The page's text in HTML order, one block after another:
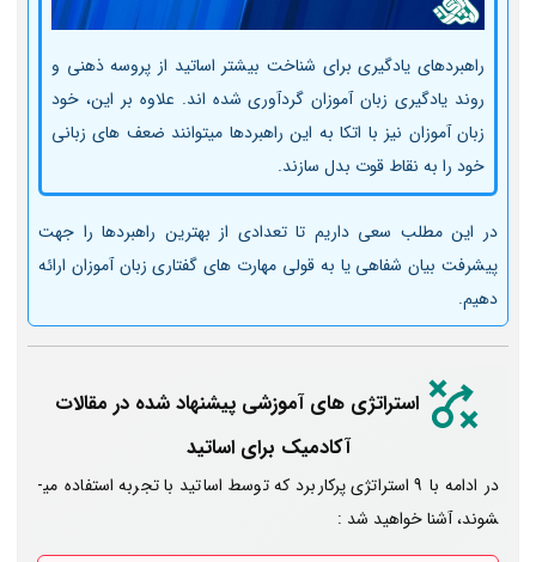
راهبردهای یادگیری برای شناخت بیشتر اساتید از پروسه ذهنی و
روند یادگیری زبان آموزان گردآوری شده ­اند. علاوه بر این، خود
زبان آموزان نیز با اتکا به این راهبردها می­توانند ضعف­ های زبانی
خود را به نقاط قوت بدل سازند.
در این مطلب سعی داریم تا تعدادی از بهترین راهبردها را جهت
پیشرفت بیان شفاهی یا به قولی مهارت های گفتاری زبان آموزان ارائه
دهیم.
استراتژی های آموزشی پیشنهاد شده در مقالات
آکادمیک برای اساتید
در ادامه با 9 استراتژی پرکاربرد که توسط اساتید با تجربه استفاده می­
شوند، آشنا خواهید شد :